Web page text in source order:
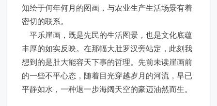
知绘于何年何月的图画，与农业生产生活场景有着
密切的联系。
平乐崖画，既是先民的生活图景，也是文化底蕴
丰厚的如实反映。在那幅大肚罗汉旁站定，此刻我
想到的是肚大能容天下事的哲理。先前未读崖画前
的一些不平心态，随着目光穿越岁月的河流，早已
平静如水，一种退一步海阔天空的豪迈油然而生。